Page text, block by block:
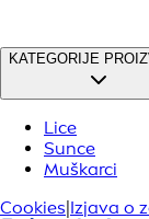
KATEGORIJE
Lice
Sunce
Muškarci
Cookies|Izjava o